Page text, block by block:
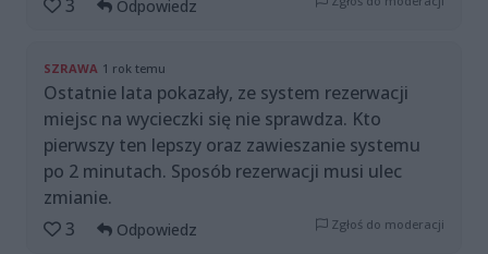
3
Odpowiedz
SZRAWA 1 rok temu
Ostatnie lata pokazały, ze system rezerwacji
miejsc na wycieczki się nie sprawdza. Kto
pierwszy ten lepszy oraz zawieszanie systemu
po 2 minutach. Sposób rezerwacji musi ulec
zmianie.
3
Odpowiedz Zgłoś do moderacji